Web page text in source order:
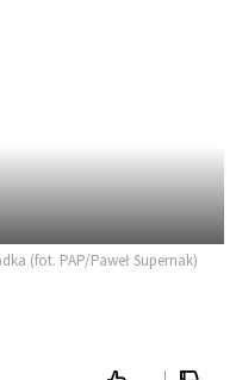
(fot. PAP/Paweł Supernak)